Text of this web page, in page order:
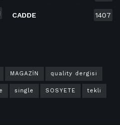
CADDE 1407
MAGAZİN quality dergisi
single SOSYETE tekli